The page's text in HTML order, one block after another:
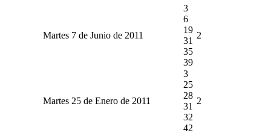
Martes 7 de Junio de 2011
3
6
19
31
35
39
2
Martes 25 de Enero de 2011
3
25
28
31
32
42
2